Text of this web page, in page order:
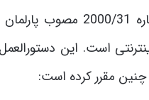
در نظام حقوقی اتحادیه
است. این